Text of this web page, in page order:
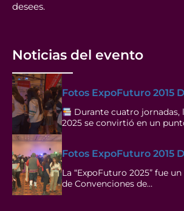
desees.
Noticias del evento
Fotos ExpoFuturo 2015
Durante cuatro jornadas,
2025 se convirtió en un
Fotos ExpoFuturo 2015
La “ExpoFuturo 2025” fue
de Convenciones de…